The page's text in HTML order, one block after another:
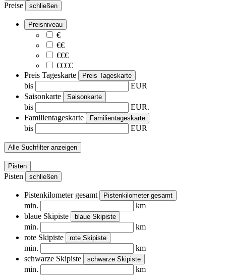
Preise schließen
Preisniveau
€
€€
€€€
€€€€
Preis Tageskarte
Preis Tageskarte
bis
EUR
Saisonkarte
Saisonkarte
bis
EUR.
Familientageskarte
Familientageskarte
bis EUR
Alle Suchfilter anzeigen
Pisten
Pisten schließen
Pistenkilometer gesamt Pistenkilometer gesamt
min.
km
blaue Skipiste
blaue Skipiste
min.
km
rote Skipiste
rote Skipiste
min.
km
schwarze Skipiste
schwarze Skipiste
min. km